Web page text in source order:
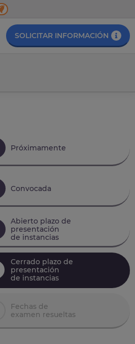
SOLICITAR INFORMACIÓN
Próximamente
Convocada
Abierto plazo de
presentación
de instancias
Cerrado plazo de
presentación
de instancias
Fechas de
examen resueltas